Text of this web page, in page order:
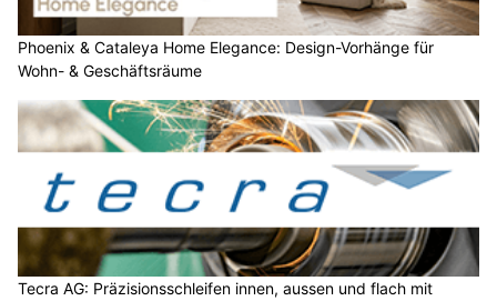
Phoenix & Cataleya Home Elegance: Design-Vorhänge für
Wohn- & Geschäftsräume
Tecra AG: Präzisionsschleifen innen, aussen und flach mit